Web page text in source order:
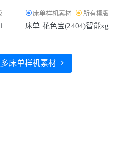
床单样机素材 所有模版
床单 花色宝(2404)智能xg
床单样机素材